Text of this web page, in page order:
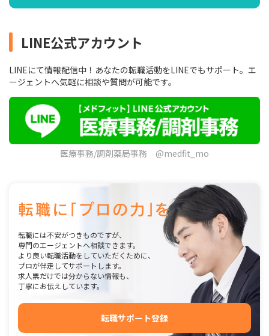
LINE公式アカウント
LINEにて情報配信中！あなたの転職活動をLINEでもサポート。エ
ージェントへ気軽に相談や質問が可能です。
医療事務/調剤薬局事務 @medfit_mo
転職には不安がつきものですが、
専門のエージェントへ相談できます。
より良い転職活動をしていただくために、
プロが伴走してサポートします。
求人票だけでは分からない情報も、
丁寧にお伝えしています。
転職サポート登録